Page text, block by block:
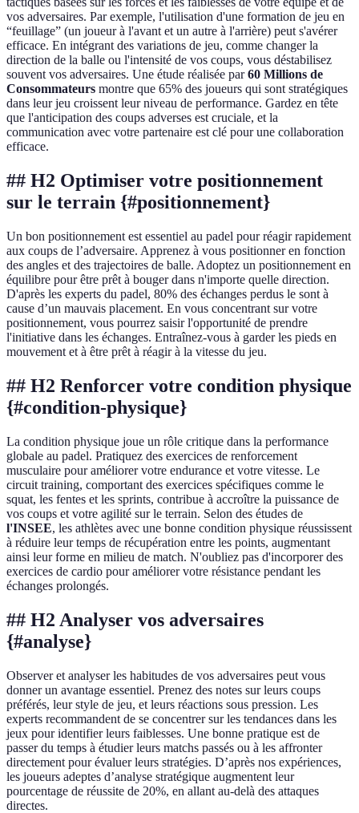
vos adversaires. Par exemple, l'utilisation d'une formation de jeu en
“feuillage” (un joueur à l'avant et un autre à l'arrière) peut s'avérer
efficace. En intégrant des variations de jeu, comme changer la
direction de la balle ou l'intensité de vos coups, vous déstabilisez
souvent vos adversaires. Une étude réalisée par60 Millions de
Consommateurs montre que 65% des joueurs qui sont stratégiques
dans leur jeu croissent leur niveau de performance. Gardez en tête
que l'anticipation des coups adverses est cruciale, et la
communication avec votre partenaire est clé pour une collaboration
efficace.
## H2 Optimiser votre positionnement
sur le terrain {#positionnement}
Un bon positionnement est essentiel au padel pour réagir rapidement
aux coups de l’adversaire. Apprenez à vous positionner en fonction
des angles et des trajectoires de balle. Adoptez un positionnement en
équilibre pour être prêt à bouger dans n'importe quelle direction.
D'après les experts du padel, 80% des échanges perdus le sont à
cause d’un mauvais placement. En vous concentrant sur votre
positionnement, vous pourrez saisir l'opportunité de prendre
l'initiative dans les échanges. Entraînez-vous à garder les pieds en
mouvement et à être prêt à réagir à la vitesse du jeu.
## H2 Renforcer votre condition physique
{#condition-physique}
La condition physique joue un rôle critique dans la performance
globale au padel. Pratiquez des exercices de renforcement
musculaire pour améliorer votre endurance et votre vitesse. Le
circuit training, comportant des exercices spécifiques comme le
squat, les fentes et les sprints, contribue à accroître la puissance de
vos coups et votre agilité sur le terrain. Selon des études de
l'INSEE, les athlètes avec une bonne condition physique réussissent
à réduire leur temps de récupération entre les points, augmentant
ainsi leur forme en milieu de match. N'oubliez pas d'incorporer des
exercices de cardio pour améliorer votre résistance pendant les
échanges prolongés.
## H2 Analyser vos adversaires
{#analyse}
Observer et analyser les habitudes de vos adversaires peut vous
donner un avantage essentiel. Prenez des notes sur leurs coups
préférés, leur style de jeu, et leurs réactions sous pression. Les
experts recommandent de se concentrer sur les tendances dans les
jeux pour identifier leurs faiblesses. Une bonne pratique est de
passer du temps à étudier leurs matchs passés ou à les affronter
directement pour évaluer leurs stratégies. D’après nos expériences,
les joueurs adeptes d’analyse stratégique augmentent leur
pourcentage de réussite de 20%, en allant au-delà des attaques
directes.